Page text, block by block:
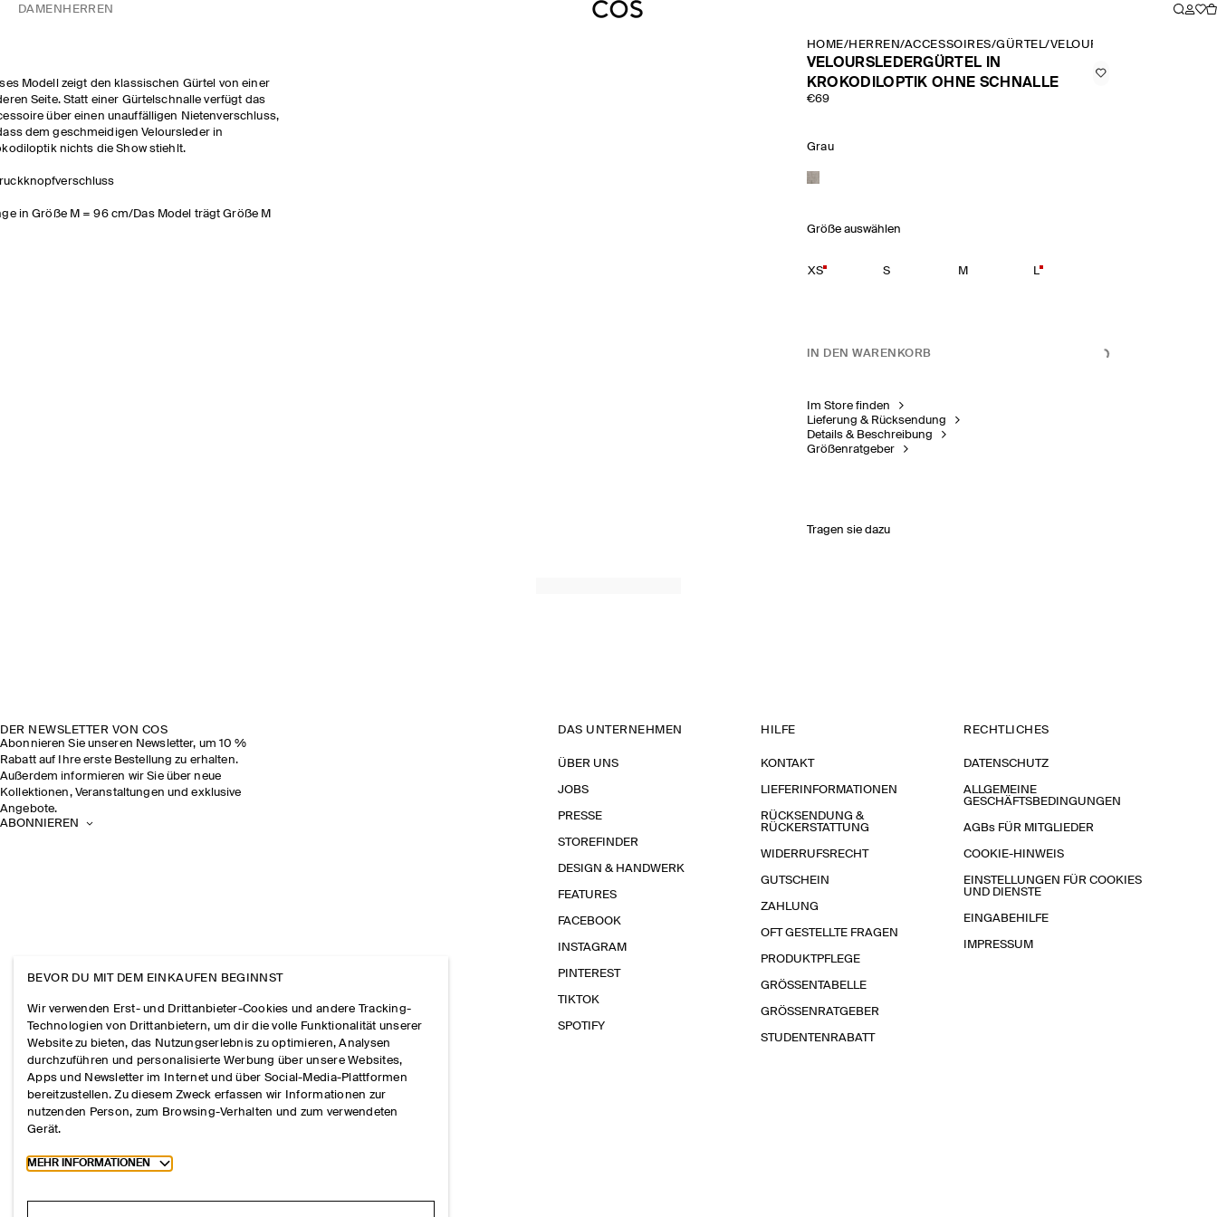
DAMEN HERREN
Modell zeigt den klassischen Gürtel von einer
Seite. Statt einer Gürtelschnalle verfügt das
über einen unauffälligen Nietenverschluss,
dem geschmeidigen Veloursleder in
nichts die Show stiehlt.
in Größe M = 96 cm/Das Model trägt Größe M
HOME/HERREN/ACCESSOIRES/GÜRTEL/VELOURSLEDERGÜRTEL
VELOURSLEDERGÜRTEL IN
KROKODILOPTIK OHNE SCHNALLE
€69
Grau
Größe auswählen
XS S M L
IN DEN WARENKORB
Im Store finden
Lieferung & Rücksendung
Details & Beschreibung
Größenratgeber
Tragen sie dazu
DER NEWSLETTER VON COS
Abonnieren Sie unseren Newsletter, um 10 %
Rabatt auf Ihre erste Bestellung zu erhalten.
Außerdem informieren wir Sie über neue
Kollektionen, Veranstaltungen und exklusive
Angebote.
ABONNIEREN
DAS UNTERNEHMEN
ÜBER UNS
JOBS
PRESSE
STOREFINDER
DESIGN & HANDWERK
FEATURES
FACEBOOK
INSTAGRAM
PINTEREST
TIKTOK
SPOTIFY
HILFE
KONTAKT
LIEFERINFORMATIONEN
RÜCKSENDUNG &
RÜCKERSTATTUNG
WIDERRUFSRECHT
GUTSCHEIN
ZAHLUNG
OFT GESTELLTE FRAGEN
PRODUKTPFLEGE
GRÖSSENTABELLE
GRÖSSENRATGEBER
STUDENTENRABATT
RECHTLICHES
DATENSCHUTZ
ALLGEMEINE
GESCHÄFTSBEDINGUNGEN
AGBs FÜR MITGLIEDER
COOKIE-HINWEIS
EINSTELLUNGEN FÜR COOKIES
UND DIENSTE
EINGABEHILFE
IMPRESSUM
BEVOR DU MIT DEM EINKAUFEN BEGINNST
Wir verwenden Erst- und Drittanbieter-Cookies und andere Tracking-
Technologien von Drittanbietern, um dir die volle Funktionalität unserer
Website zu bieten, das Nutzungserlebnis zu optimieren, Analysen
durchzuführen und personalisierte Werbung über unsere Websites,
Apps und Newsletter im Internet und über Social-Media-Plattformen
bereitzustellen. Zu diesem Zweck erfassen wir Informationen zur
nutzenden Person, zum Browsing-Verhalten und zum verwendeten
Gerät.
Toggle more cookie information
MEHR INFORMATIONEN